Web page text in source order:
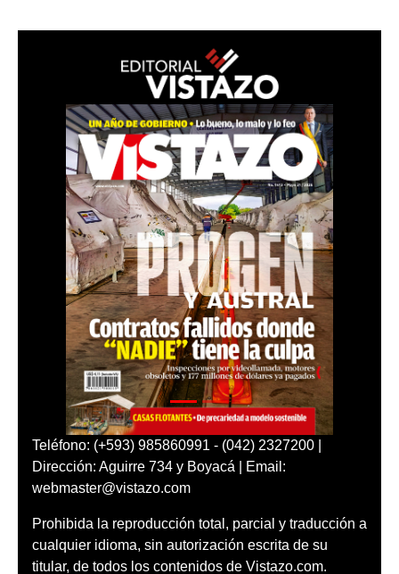
Teléfono: (+593) 985860991 - (042) 2327200 |
Dirección: Aguirre 734 y Boyacá | Email:
webmaster@vistazo.com
Prohibida la reproducción total, parcial y traducción a
cualquier idioma, sin autorización escrita de su
titular, de todos los contenidos de Vistazo.com.